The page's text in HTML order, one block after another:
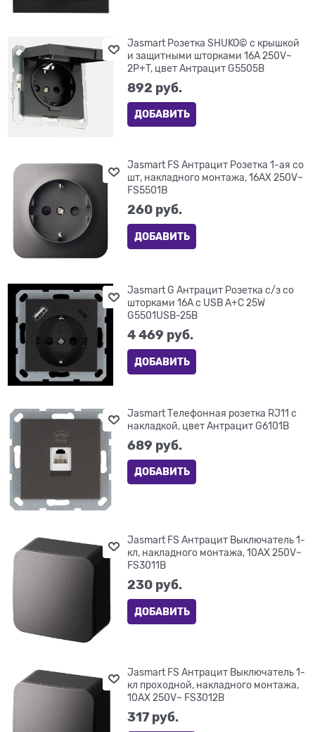
Jasmart Розетка SHUKO© с крышкой
и защитными шторками 16A 250V~
2P+T, цвет Антрацит G5505B
892 руб.
ДОБАВИТЬ
Jasmart FS Антрацит Розетка 1-ая со
шт, накладного монтажа, 16AX 250V~
FS5501B
260 руб.
ДОБАВИТЬ
Jasmart G Антрацит Розетка с/з со
шторками 16A c USB A+C 25W
G5501USB-25B
4 469 руб.
ДОБАВИТЬ
Jasmart Телефонная розетка RJ11 с
накладкой, цвет Антрацит G6101B
689 руб.
ДОБАВИТЬ
Jasmart FS Антрацит Выключатель 1-
кл, накладного монтажа, 10AX 250V~
FS3011B
230 руб.
ДОБАВИТЬ
Jasmart FS Антрацит Выключатель 1-
кл проходной, накладного монтажа,
10AX 250V~ FS3012B
317 руб.